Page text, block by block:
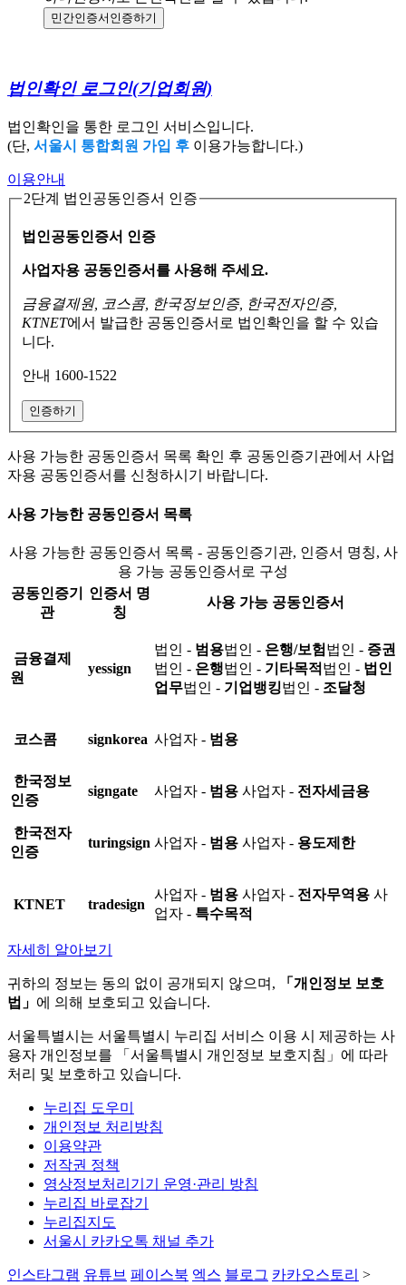
민간인증서 인증하기
법인확인 로그인(기업회원)
법인확인을 통한 로그인 서비스입니다.
(단, 서울시 통합회원 가입 후 이용가능합니다.)
이용안내
2단계 법인공동인증서 인증
법인공동인증서 인증
사업자용 공동인증서를 사용해 주세요.
금융결제원, 코스콤, 한국정보인증, 한국전자인증,
KTNET에서 발급한 공동인증서로 법인확인을 할 수 있습
니다.
안내 1600-1522
인증하기
사용 가능한 공동인증서 목록 확인 후 공동인증기관에서 사업
자용 공동인증서를 신청하시기 바랍니다.
사용 가능한 공동인증서 목록
사용 가능한 공동인증서 목록 - 공동인증기관, 인증서 명칭, 사
용 가능 공동인증서로 구성
공동인증기
관
인증서 명
칭
사용 가능 공동인증서
금융결제
원
yessign
법인 - 범용법인 - 은행/보험 법인 - 증권
법인 - 은행법인 - 기타목적 법인 - 법인
업무법인 - 기업뱅킹법인 - 조달청
코스콤 signkorea 사업자 - 범용
한국정보
인증
signgate 사업자 - 범용 사업자 - 전자세금용
한국전자
인증
turingsign 사업자 - 범용 사업자 - 용도제한
KTNET tradesign
사업자 - 범용 사업자 - 전자무역용 사
업자 - 특수목적
자세히 알아보기
귀하의 정보는 동의 없이 공개되지 않으며,
「개인정보 보호
법」 에 의해 보호되고 있습니다.
서울특별시는 서울특별시 누리집 서비스 이용 시 제공하는 사
용자 개인정보를 「서울특별시 개인정보 보호지침」에 따라
처리 및 보호하고 있습니다.
누리집 도우미
개인정보 처리방침
이용약관
저작권 정책
영상정보처리기기 운영·관리 방침
누리집 바로잡기
누리집지도
서울시 카카오톡 채널 추가
인스타그램 유튜브 페이스북 엑스 블로그 카카오스토리 >